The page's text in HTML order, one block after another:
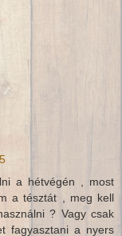
a hétvégén , most
a tésztát , meg kell
? Vagy csak
fagyasztani a nyers